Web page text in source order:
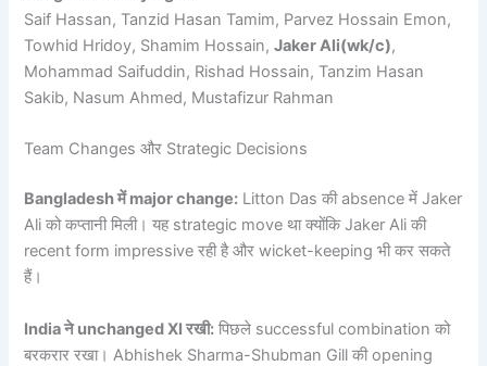
Saif Hassan, Tanzid Hasan Tamim, Parvez Hossain Emon,
Towhid Hridoy, Shamim Hossain,Jaker Ali(wk/c),
Mohammad Saifuddin, Rishad Hossain, Tanzim Hasan
Sakib, Nasum Ahmed, Mustafizur Rahman
Team Changes और Strategic Decisions
Bangladesh में major change: Litton Das की absence में Jaker
Ali को कप्तानी मिली। यह strategic move था क्योंकि Jaker Ali की
recent form impressive रही है और wicket-keeping भी कर सकते
हैं।
India ने unchanged XI रखी: पिछले successful combination को
बरकरार रखा। Abhishek Sharma-Shubman Gill की opening